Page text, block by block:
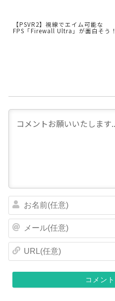
【PSVR2】視線でエイム可能な
FPS「Firewall Ultra」が面白そう！